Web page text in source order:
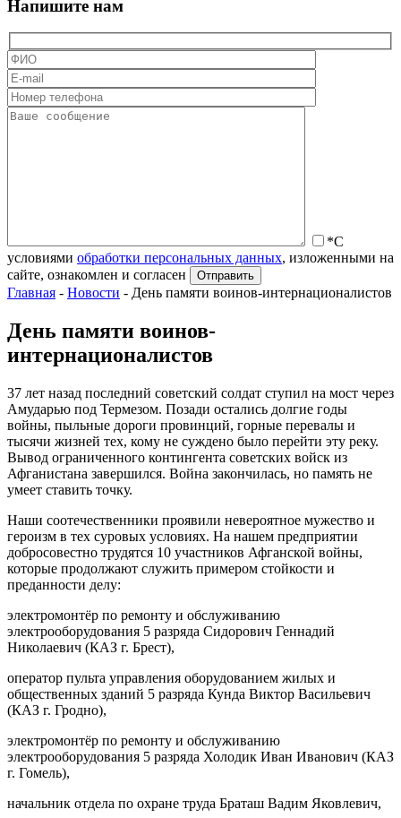
Напишите нам
*С
условиями обработки персональных данных, изложенными на
сайте, ознакомлен и согласен
Главная - Новости - День памяти воинов-интернационалистов
День памяти воинов-
интернационалистов
37 лет назад последний советский солдат ступил на мост через
Амударью под Термезом. Позади остались долгие годы
войны, пыльные дороги провинций, горные перевалы и
тысячи жизней тех, кому не суждено было перейти эту реку.
Вывод ограниченного контингента советских войск из
Афганистана завершился. Война закончилась, но память не
умеет ставить точку.
Наши соотечественники проявили невероятное мужество и
героизм в тех суровых условиях. На нашем предприятии
добросовестно трудятся 10 участников Афганской войны,
которые продолжают служить примером стойкости и
преданности делу:
электромонтёр по ремонту и обслуживанию
электрооборудования 5 разряда Сидорович Геннадий
Николаевич (КАЗ г. Брест),
оператор пульта управления оборудованием жилых и
общественных зданий 5 разряда Кунда Виктор Васильевич
(КАЗ г. Гродно),
электромонтёр по ремонту и обслуживанию
электрооборудования 5 разряда Холодик Иван Иванович (КАЗ
г. Гомель),
начальник отдела по охране труда Браташ Вадим Яковлевич,​